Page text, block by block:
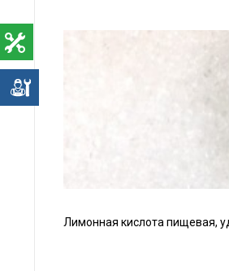
Лимонная кислота пищевая,